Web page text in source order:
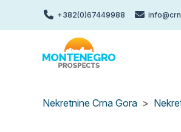
+382(0)67449988
Nekretnine Crna Gora